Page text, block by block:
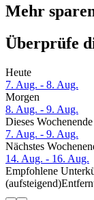
Mehr
Überprüfe
Heute
7. Aug. - 8. Aug.
Morgen
8. Aug. - 9. Aug.
Dieses Wochenende
7. Aug. - 9. Aug.
Nächstes
14. Aug. - 16. Aug.
Empfohlene
(aufsteigend)